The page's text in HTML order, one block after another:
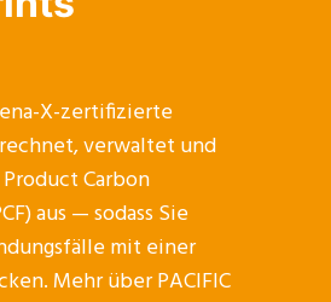
X-zertifizierte
verwaltet und
Carbon
aus — sodass Sie
mit einer
Mehr über PACIFIC